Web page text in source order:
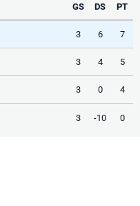
GS DS PT
3 6 7
3 4 5
3 0 4
3 -10 0